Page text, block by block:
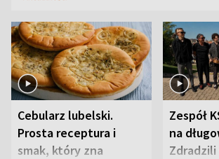
Cebularz lubelski.
Prosta receptura i
smak, który zna
Zespół
na